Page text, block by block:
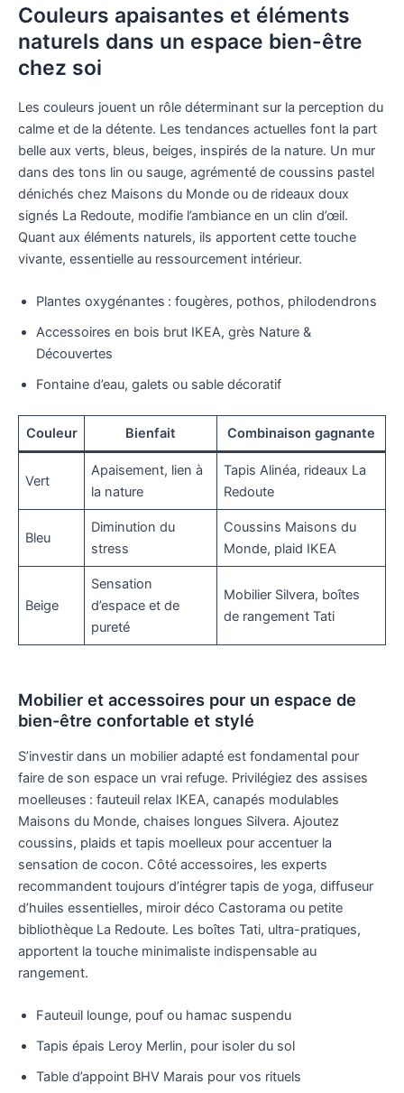
Couleurs apaisantes et éléments
naturels dans un espace bien-être
chez soi
Les couleurs jouent un rôle déterminant sur la perception du
calme et de la détente. Les tendances actuelles font la part
belle aux verts, bleus, beiges, inspirés de la nature. Un mur
dans des tons lin ou sauge, agrémenté de coussins pastel
dénichés chez Maisons du Monde ou de rideaux doux
signés La Redoute, modifie l’ambiance en un clin d’œil.
Quant aux éléments naturels, ils apportent cette touche
vivante, essentielle au ressourcement intérieur.
Plantes oxygénantes : fougères, pothos, philodendrons
Accessoires en bois brut IKEA, grès Nature &
Découvertes
Fontaine d’eau, galets ou sable décoratif
Couleur Bienfait Combinaison gagnante
Vert
Apaisement, lien à
la nature
Tapis Alinéa, rideaux La
Redoute
Bleu
Diminution du
stress
Coussins Maisons du
Monde, plaid IKEA
Beige
Sensation
d’espace et de
pureté
Mobilier Silvera, boîtes
de rangement Tati
Mobilier et accessoires pour un espace de
bien-être confortable et stylé
S’investir dans un mobilier adapté est fondamental pour
faire de son espace un vrai refuge. Privilégiez des assises
moelleuses : fauteuil relax IKEA, canapés modulables
Maisons du Monde, chaises longues Silvera. Ajoutez
coussins, plaids et tapis moelleux pour accentuer la
sensation de cocon. Côté accessoires, les experts
recommandent toujours d’intégrer tapis de yoga, diffuseur
d’huiles essentielles, miroir déco Castorama ou petite
bibliothèque La Redoute. Les boîtes Tati, ultra-pratiques,
apportent la touche minimaliste indispensable au
rangement.
Fauteuil lounge, pouf ou hamac suspendu
Tapis épais Leroy Merlin, pour isoler du sol
Table d’appoint BHV Marais pour vos rituels